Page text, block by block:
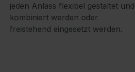
jeden Anlass flexibel gestaltet und
kombiniert werden oder
freistehend eingesetzt werden.